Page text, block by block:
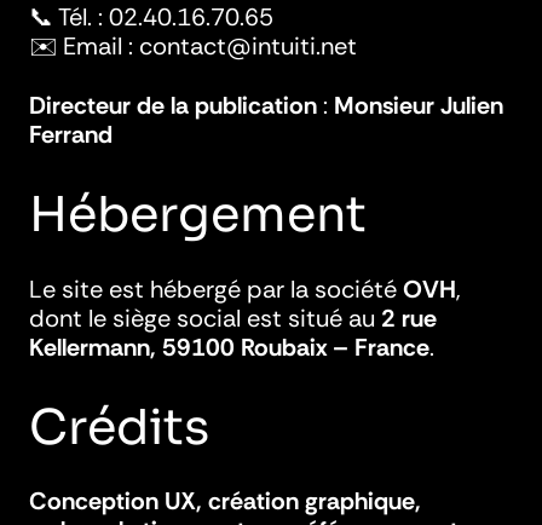
📞 Tél. : 02.40.16.70.65
✉️ Email : contact@intuiti.net
Directeur de la publication : Monsieur Julien
Ferrand
Hébergement
Le site est hébergé par la sociétéOVH,
dont le siège social est situé au 2 rue
Kellermann, 59100 Roubaix – France.
Crédits
Conception UX, création graphique,